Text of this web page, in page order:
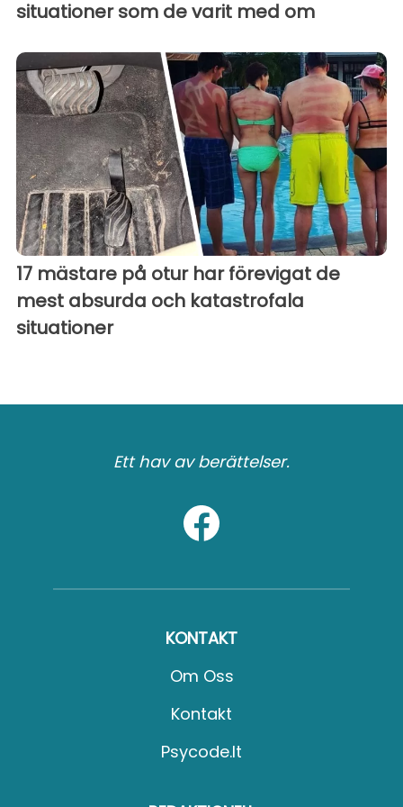
situationer som de varit med om
17 mästare på otur har förevigat de
mest absurda och katastrofala
situationer
Ett hav av berättelser.
KONTAKT
Om Oss
Kontakt
Psycode.it